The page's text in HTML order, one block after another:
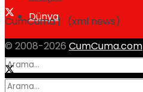
Dünya
CumCuma | (xml news)
© 2008-2026 CumCuma.com